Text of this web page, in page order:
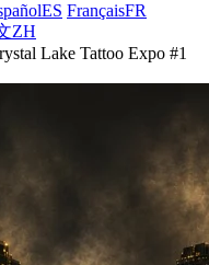
ES FrançaisFR
ZH
Lake Tattoo Expo #1